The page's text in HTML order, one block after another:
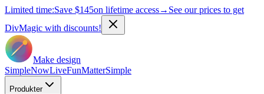
Limited time:Save $145on lifetime access→ See our prices to get
DivMagic with discounts!
Make design
SimpleNowLiveFunMatterSimple
Produkter